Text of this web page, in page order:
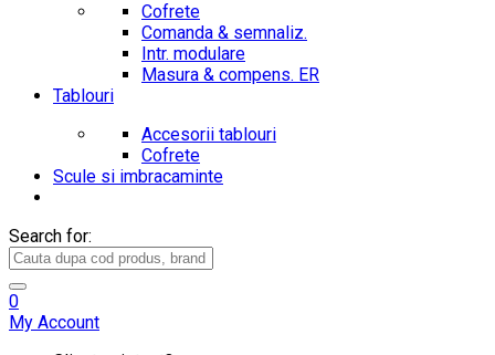
Cofrete
Comanda & semnaliz.
Intr. modulare
Masura & compens. ER
Tablouri
Accesorii tablouri
Cofrete
Scule si imbracaminte
Search for:
0
My Account